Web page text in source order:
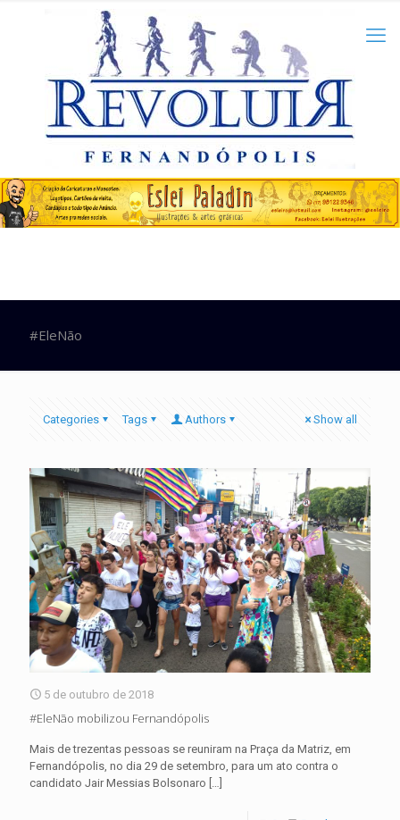
#EleNão
Categories Tags Authors Show all
5 de outubro de 2018
#EleNão mobilizou Fernandópolis
Mais de trezentas pessoas se reuniram na Praça da Matriz, em
Fernandópolis, no dia 29 de setembro, para um ato contra o
candidato Jair Messias Bolsonaro